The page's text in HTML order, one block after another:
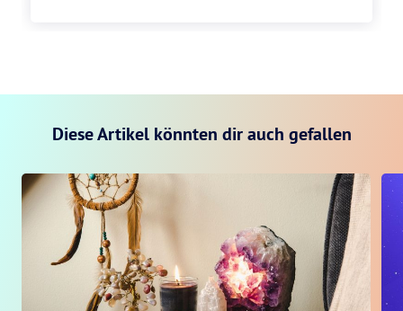
Diese Artikel könnten dir auch gefallen